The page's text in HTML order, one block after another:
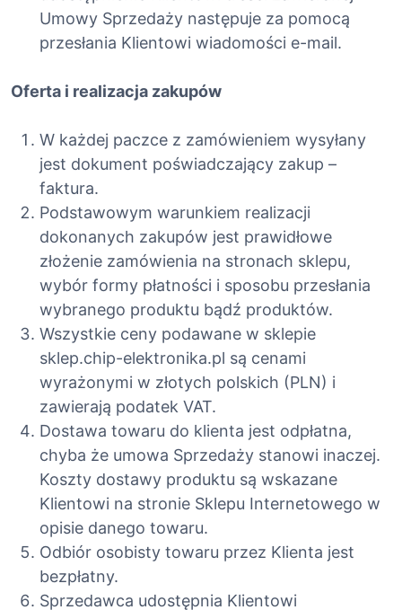
Umowy Sprzedaży następuje za pomocą
przesłania Klientowi wiadomości e-mail.
Oferta i realizacja zakupów
W każdej paczce z zamówieniem wysyłany
jest dokument poświadczający zakup –
faktura.
Podstawowym warunkiem realizacji
dokonanych zakupów jest prawidłowe
złożenie zamówienia na stronach sklepu,
wybór formy płatności i sposobu przesłania
wybranego produktu bądź produktów.
Wszystkie ceny podawane w sklepie
sklep.chip-elektronika.pl są cenami
wyrażonymi w złotych polskich (PLN) i
zawierają podatek VAT.
Dostawa towaru do klienta jest odpłatna,
chyba że umowa Sprzedaży stanowi inaczej.
Koszty dostawy produktu są wskazane
Klientowi na stronie Sklepu Internetowego w
opisie danego towaru.
Odbiór osobisty towaru przez Klienta jest
bezpłatny.
Sprzedawca udostępnia Klientowi